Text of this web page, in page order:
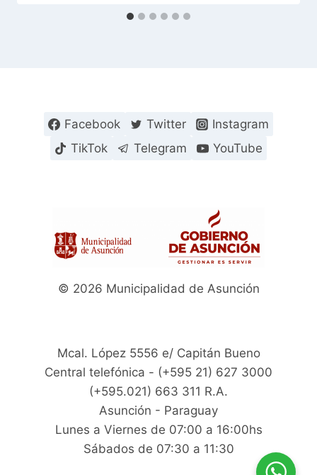
Facebook Twitter
Instagram
TikTok
Telegram YouTube
© 2026 Municipalidad de Asunción
Mcal. López 5556 e/ Capitán Bueno
Central telefónica - (+595 21) 627 3000
(+595.021) 663 311 R.A.
Asunción - Paraguay
Lunes a Viernes de 07:00 a 16:00hs
Sábados de 07:30 a 11:30